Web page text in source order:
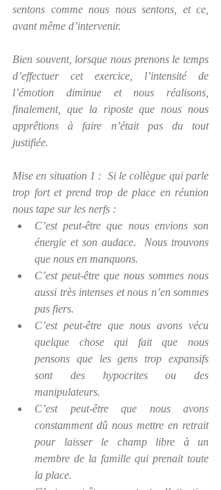
sentons comme nous nous sentons, et ce,
avant même d’intervenir.
Bien souvent, lorsque nous prenons le temps
d’effectuer cet exercice, l’intensité de
l’émotion diminue et nous réalisons,
finalement, que la riposte que nous nous
apprêtions à faire n’était pas du tout
justifiée.
Mise en situation 1 :  Si le collègue qui parle
trop fort et prend trop de place en réunion
nous tape sur les nerfs :
C’est peut-être que nous envions son
énergie et son audace.  Nous trouvons
que nous en manquons.
C’est peut-être que nous sommes nous
aussi très intenses et nous n’en sommes
pas fiers.
C’est peut-être que nous avons vécu
quelque chose qui fait que nous
pensons que les gens trop expansifs
sont des hypocrites ou des
manipulateurs.
C’est peut-être que nous avons
constamment dû nous mettre en retrait
pour laisser le champ libre à un
membre de la famille qui prenait toute
la place.